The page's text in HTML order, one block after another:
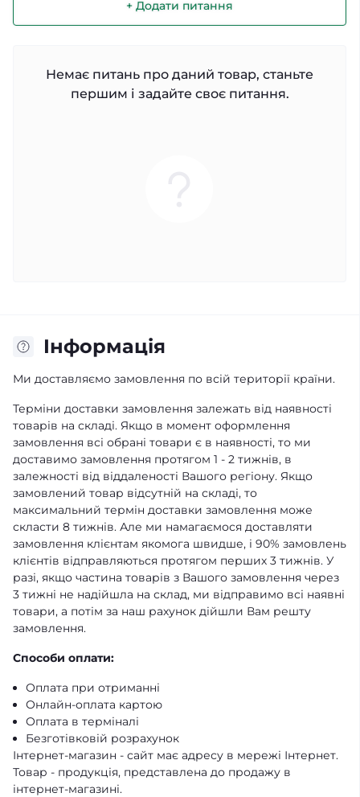
+ Додати питання
Немає питань про даний товар, станьте
першим і задайте своє питання.
Iнформація
Ми доставляємо замовлення по всій території країни.
Терміни доставки замовлення залежать від наявності
товарів на складі. Якщо в момент оформлення
замовлення всі обрані товари є в наявності, то ми
доставимо замовлення протягом 1 - 2 тижнів, в
залежності від віддаленості Вашого регіону. Якщо
замовлений товар відсутній на складі, то
максимальний термін доставки замовлення може
скласти 8 тижнів. Але ми намагаємося доставляти
замовлення клієнтам якомога швидше, і 90% замовлень
клієнтів відправляються протягом перших 3 тижнів. У
разі, якщо частина товарів з Вашого замовлення через
3 тижні не надійшла на склад, ми відправимо всі наявні
товари, а потім за наш рахунок дійшли Вам решту
замовлення.
Способи оплати:
Оплата при отриманні
Онлайн-оплата картою
Оплата в терміналі
Безготівковій розрахунок
Інтернет-магазин - сайт має адресу в мережі Інтернет.
Товар - продукція, представлена ​​до продажу в
інтернет-магазині.